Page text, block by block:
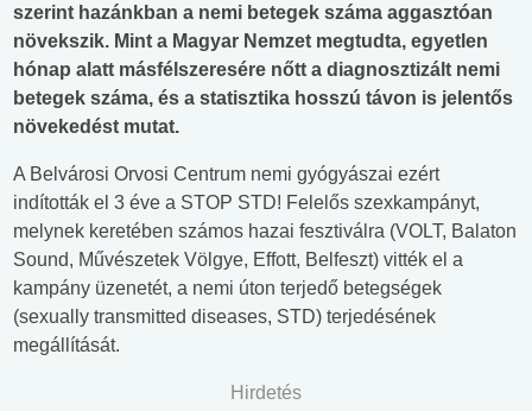
szerint hazánkban a nemi betegek száma aggasztóan
növekszik. Mint a Magyar Nemzet megtudta, egyetlen
hónap alatt másfélszeresére nőtt a diagnosztizált nemi
betegek száma, és a statisztika hosszú távon is jelentős
növekedést mutat.
A Belvárosi Orvosi Centrum nemi gyógyászai ezért
indították el 3 éve a STOP STD! Felelős szexkampányt,
melynek keretében számos hazai fesztiválra (VOLT, Balaton
Sound, Művészetek Völgye, Effott, Belfeszt) vitték el a
kampány üzenetét, a nemi úton terjedő betegségek
(sexually transmitted diseases, STD) terjedésének
megállítását.
Hirdetés